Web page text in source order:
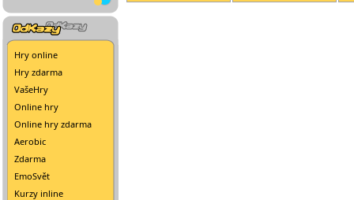
Hry online
Hry zdarma
VašeHry
Online hry
Online hry zdarma
Aerobic
Zdarma
EmoSvět
Kurzy inline